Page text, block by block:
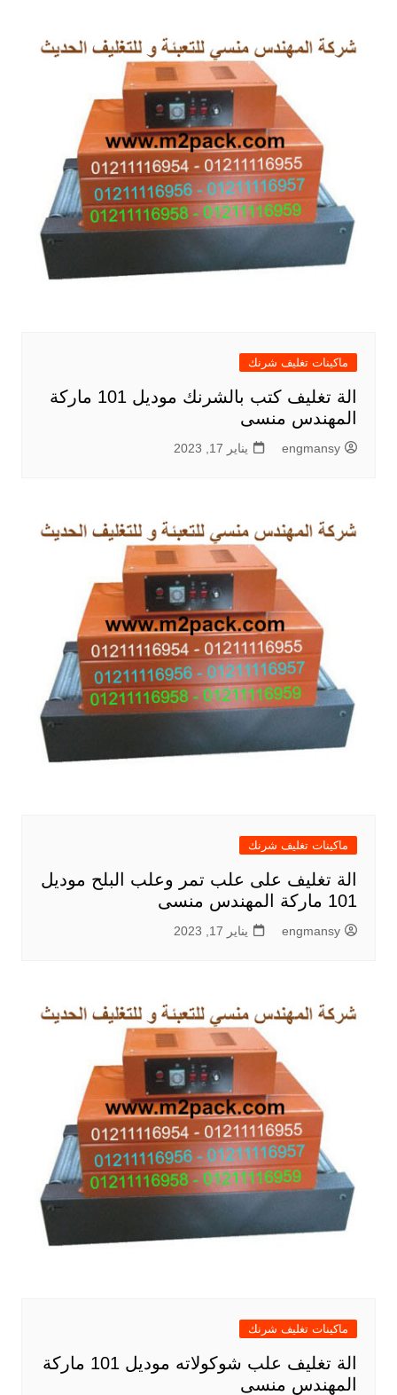
ماكينات تغليف شرنك
الة تغليف كتب بالشرنك موديل 101 ماركة
المهندس منسى
engmansy يناير 17, 2023
ماكينات تغليف شرنك
الة تغليف على علب تمر وعلب البلح موديل
101 ماركة المهندس منسى
engmansy يناير 17, 2023
ماكينات تغليف شرنك
الة تغليف علب شوكولاته موديل 101 ماركة
المهندس منسى